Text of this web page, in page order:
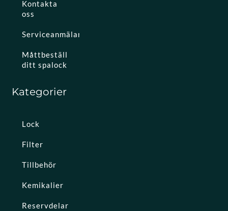
Kontakta
oss
Serviceanmälan
Måttbeställ
ditt spalock
Kategorier
Lock
Filter
Tillbehör
Kemikalier
Reservdelar